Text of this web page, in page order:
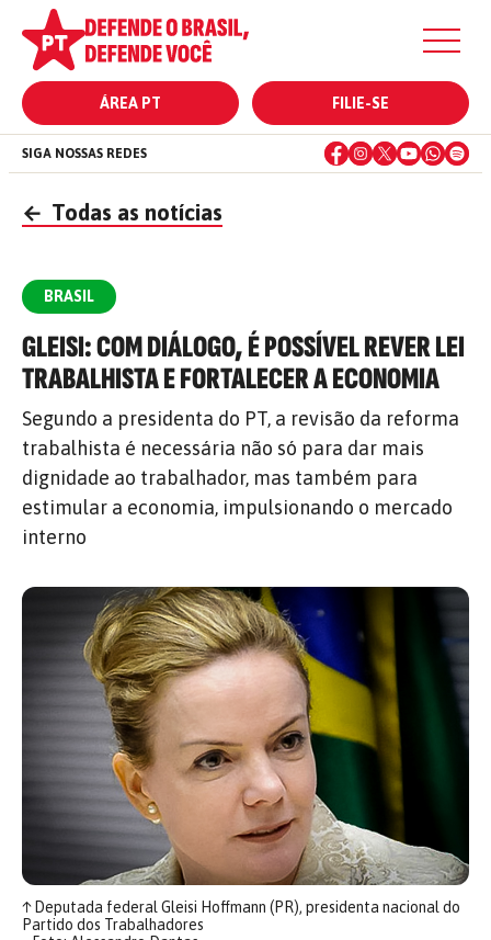
ÁREA PT FILIE-SE
SIGA NOSSAS REDES
← Todas as notícias
BRASIL
GLEISI: COM DIÁLOGO, É POSSÍVEL REVER LEI
TRABALHISTA E FORTALECER A ECONOMIA
Segundo a presidenta do PT, a revisão da reforma
trabalhista é necessária não só para dar mais
dignidade ao trabalhador, mas também para
estimular a economia, impulsionando o mercado
interno
↑Deputada federal Gleisi Hoffmann (PR), presidenta nacional do
Partido dos Trabalhadores